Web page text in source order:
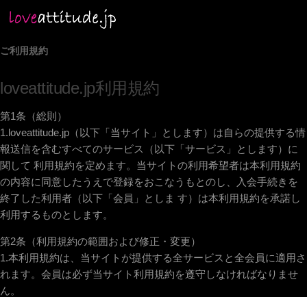
ご利用規約
loveattitude.jp利用規約
第1条（総則）
1.loveattitude.jp（以下「当サイト」とします）は自らの提供する情
報送信を含むすべてのサービス（以下「サービス」とします）に
関して 利用規約を定めます。当サイトの利用希望者は本利用規約
の内容に同意したうえで登録をおこなうもとのし、入会手続きを
終了した利用者（以下「会員」としま す）は本利用規約を承諾し
利用するものとします。
第2条（利用規約の範囲および修正・変更）
1.本利用規約は、当サイトが提供する全サービスと全会員に適用さ
れます。会員は必ず当サイト利用規約を遵守しなければなりませ
ん。